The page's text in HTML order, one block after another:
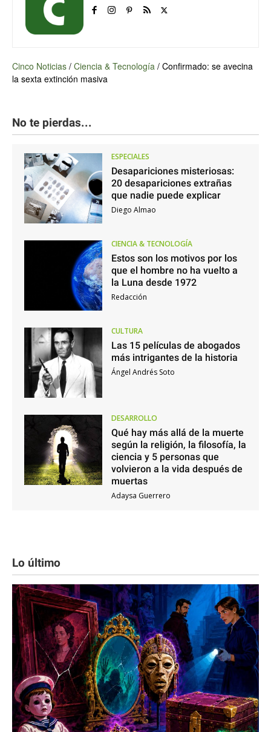
Cinco Noticias / Ciencia & Tecnología / Confirmado: se avecina
la sexta extinción masiva
No te pierdas...
ESPECIALES
Desapariciones misteriosas:
20 desapariciones extrañas
que nadie puede explicar
Diego Almao
CIENCIA & TECNOLOGÍA
Estos son los motivos por los
que el hombre no ha vuelto a
la Luna desde 1972
Redacción
CULTURA
Las 15 películas de abogados
más intrigantes de la historia
Ángel Andrés Soto
DESARROLLO
Qué hay más allá de la muerte
según la religión, la filosofía, la
ciencia y 5 personas que
volvieron a la vida después de
muertas
Adaysa Guerrero
Lo último